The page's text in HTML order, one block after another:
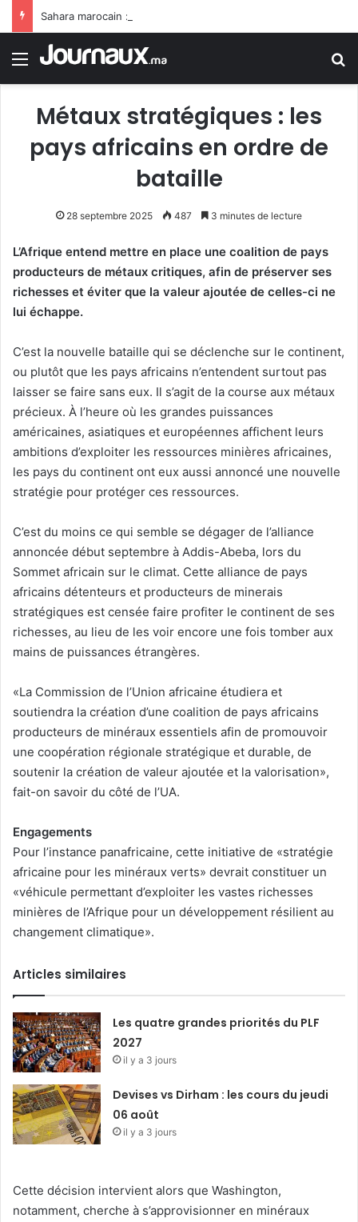
Menu
Métaux stratégiques : les
pays africains en ordre de
bataille
28 septembre 2025 487 3 minutes de lecture
L’Afrique entend mettre en place une coalition de pays
producteurs de métaux critiques, afin de préserver ses
richesses et éviter que la valeur ajoutée de celles-ci ne
lui échappe.
C’est la nouvelle bataille qui se déclenche sur le continent,
ou plutôt que les pays africains n’entendent surtout pas
laisser se faire sans eux. Il s’agit de la course aux métaux
précieux. À l’heure où les grandes puissances
américaines, asiatiques et européennes affichent leurs
ambitions d’exploiter les ressources minières africaines,
les pays du continent ont eux aussi annoncé une nouvelle
stratégie pour protéger ces ressources.
C’est du moins ce qui semble se dégager de l’alliance
annoncée début septembre à Addis-Abeba, lors du
Sommet africain sur le climat. Cette alliance de pays
africains détenteurs et producteurs de minerais
stratégiques est censée faire profiter le continent de ses
richesses, au lieu de les voir encore une fois tomber aux
mains de puissances étrangères.
«La Commission de l’Union africaine étudiera et
soutiendra la création d’une coalition de pays africains
producteurs de minéraux essentiels afin de promouvoir
une coopération régionale stratégique et durable, de
soutenir la création de valeur ajoutée et la valorisation»,
fait-on savoir du côté de l’UA.
Engagements
Pour l’instance panafricaine, cette initiative de «stratégie
africaine pour les minéraux verts» devrait constituer un
«véhicule permettant d’exploiter les vastes richesses
minières de l’Afrique pour un développement résilient au
changement climatique».
Articles similaires
Les quatre grandes priorités du PLF
2027
il y a 3 jours
Devises vs Dirham : les cours du jeudi
06 août
il y a 3 jours
Cette décision intervient alors que Washington,
notamment, cherche à s’approvisionner en minéraux